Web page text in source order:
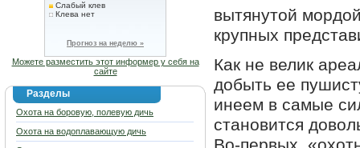
Слабый клев
Клева нет
Прогноз на неделю »
Можете разместить этот информер у себя на
сайте
Разделы
Охота на боровую, полевую дичь
Охота на водоплавающую дичь
вытянутой
крупных
Как не велик
добыть ее
инеем в самые
становится